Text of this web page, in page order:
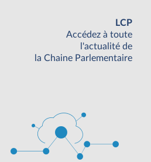
LCP
Accédez à toute
l'actualité de
la Chaine Parlementaire